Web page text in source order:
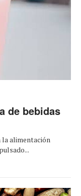
de bebidas
alimentación